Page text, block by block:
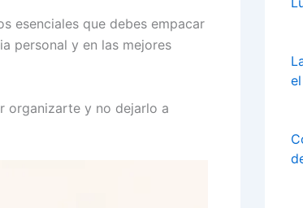
esenciales que debes empacar
personal y en las mejores
organizarte y no dejarlo a